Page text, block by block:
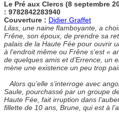
Le Pré aux Clercs (8 septembre
: 9782842283940
Couverture : Didier Graffet
Lilas, une naine flamboyante, a
Frêne, son époux, de prendre sa
palais de la Haute Fée pour ouvrir
à l’endroit même ou Frêne s’est «
de quelques amis et d’Errence, un
mène une existence un peu trop
Alors qu’elle s’interroge avec
Saule, pourchassé par un groupe
Haute Fée, fait irruption dans
fillette de 10 ans, Brune, qui est à